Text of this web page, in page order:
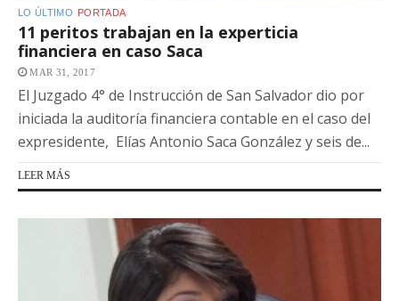
LO ÚLTIMO PORTADA
11 peritos trabajan en la experticia
financiera en caso Saca
MAR 31, 2017
El Juzgado 4° de Instrucción de San Salvador dio por
iniciada la auditoría financiera contable en el caso del
expresidente, Elías Antonio Saca González y seis de...
LEER MÁS